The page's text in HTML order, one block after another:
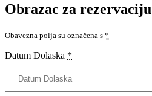
Obrazac za rezervaciju
Obavezna polja su označena s *
Datum Dolaska *